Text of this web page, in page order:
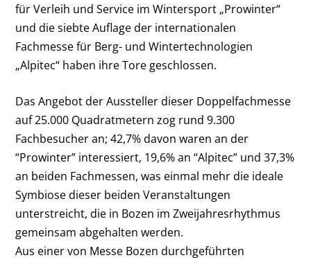
für Verleih und Service im Wintersport „Prowinter“
und die siebte Auflage der internationalen
Fachmesse für Berg- und Wintertechnologien
„Alpitec“ haben ihre Tore geschlossen.
Das Angebot der Aussteller dieser Doppelfachmesse
auf 25.000 Quadratmetern zog rund 9.300
Fachbesucher an; 42,7% davon waren an der
“Prowinter” interessiert, 19,6% an “Alpitec” und 37,3%
an beiden Fachmessen, was einmal mehr die ideale
Symbiose dieser beiden Veranstaltungen
unterstreicht, die in Bozen im Zweijahresrhythmus
gemeinsam abgehalten werden.
Aus einer von Messe Bozen durchgeführten